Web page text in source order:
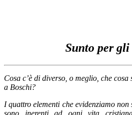
Sunto per
Cosa c’è di diverso, o meglio, che
a Boschi?
I quattro elementi che evidenziamo